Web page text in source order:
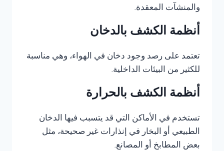
والمنشآت المعقدة.
أنظمة الكشف بالدخان
تعتمد على رصد وجود دخان في الهواء، وهي مناسبة
للكثير من البيئات الداخلية.
أنظمة الكشف بالحرارة
تستخدم في الأماكن التي قد يتسبب فيها الدخان
الطبيعي أو البخار في إنذارات غير صحيحة، مثل
بعض المطابخ أو المصانع.